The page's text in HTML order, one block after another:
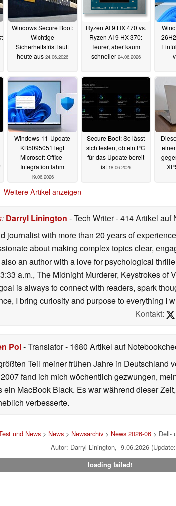
Windows Secure Boot:
Wichtige
Sicherheitsfrist läuft
heute aus 24.06.2026
Ryzen AI 9 HX 470 vs.
Ryzen AI 9 HX 370:
Teurer, aber kaum
schneller 24.06.2026
Windows-11-Update
KB5095051 legt
Microsoft-Office-
Integration lahm
19.06.2026
Secure Boot: So lässt
sich testen, ob ein PC
für das Update bereit
ist 18.06.2026
Weitere Artikel anzeigen
: Darryl Linington - Tech Writer- 414 Artikel auf
journalist with more than 20 years of
about making complex topics clear,
also an author with a love for psychological
a.m., The Midnight Murderer, Keystrokes of
is always to connect with readers, spark
I bring curiosity and purpose to everything I
Kontakt:
Pol- Translator- 1680 Artikel auf
Teil meiner frühen Jahre in
fand ich mich wöchentlich gezwungen,
ein MacBook Black. Es war während dieser
verbesserte.
und News > News > Newsarchiv > News 2026-06 > Dell-
Autor: Darryl Linington, 9.06.2026
loading failed!